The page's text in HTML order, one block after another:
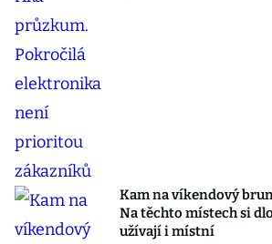
Kam na víkendový
Na těchto místech si
užívají i místní